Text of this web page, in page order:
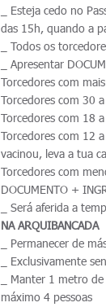
_ Esteja cedo no
das 15h, quando a
_ Todos os
_ Apresentar
Torcedores com
Torcedores com 30
Torcedores com 18
Torcedores com 12
vacinou, leva a tua
Torcedores com
DOCUMENTO +
_ Será aferida a
NA ARQUIBANCADA
_ Permanecer de
_ Exclusivamente
_ Manter 1 metro
máximo 4 pessoas